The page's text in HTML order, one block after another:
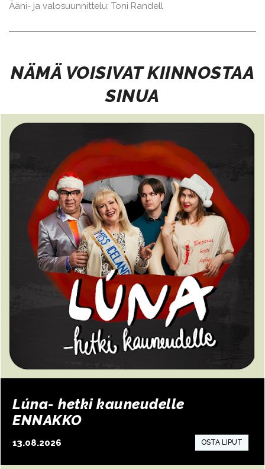
Ääni- ja valosuunnittelu: Toni Randell
NÄMÄ VOISIVAT KIINNOSTAA
SINUA
Lúna- hetki kauneudelle
ENNAKKO
13.08.2026